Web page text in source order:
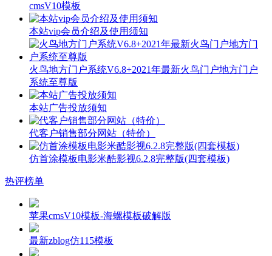
cmsV10模板
本站vip会员介绍及使用须知
火鸟地方门户系统V6.8+2021年最新火鸟门户地方门户
系统至尊版
本站广告投放须知
代客户销售部分网站（特价）
仿首涂模板电影米酷影视6.2.8完整版(四套模板)
热评榜单
苹果cmsV10模板-海螺模板破解版
最新zblog仿115模板